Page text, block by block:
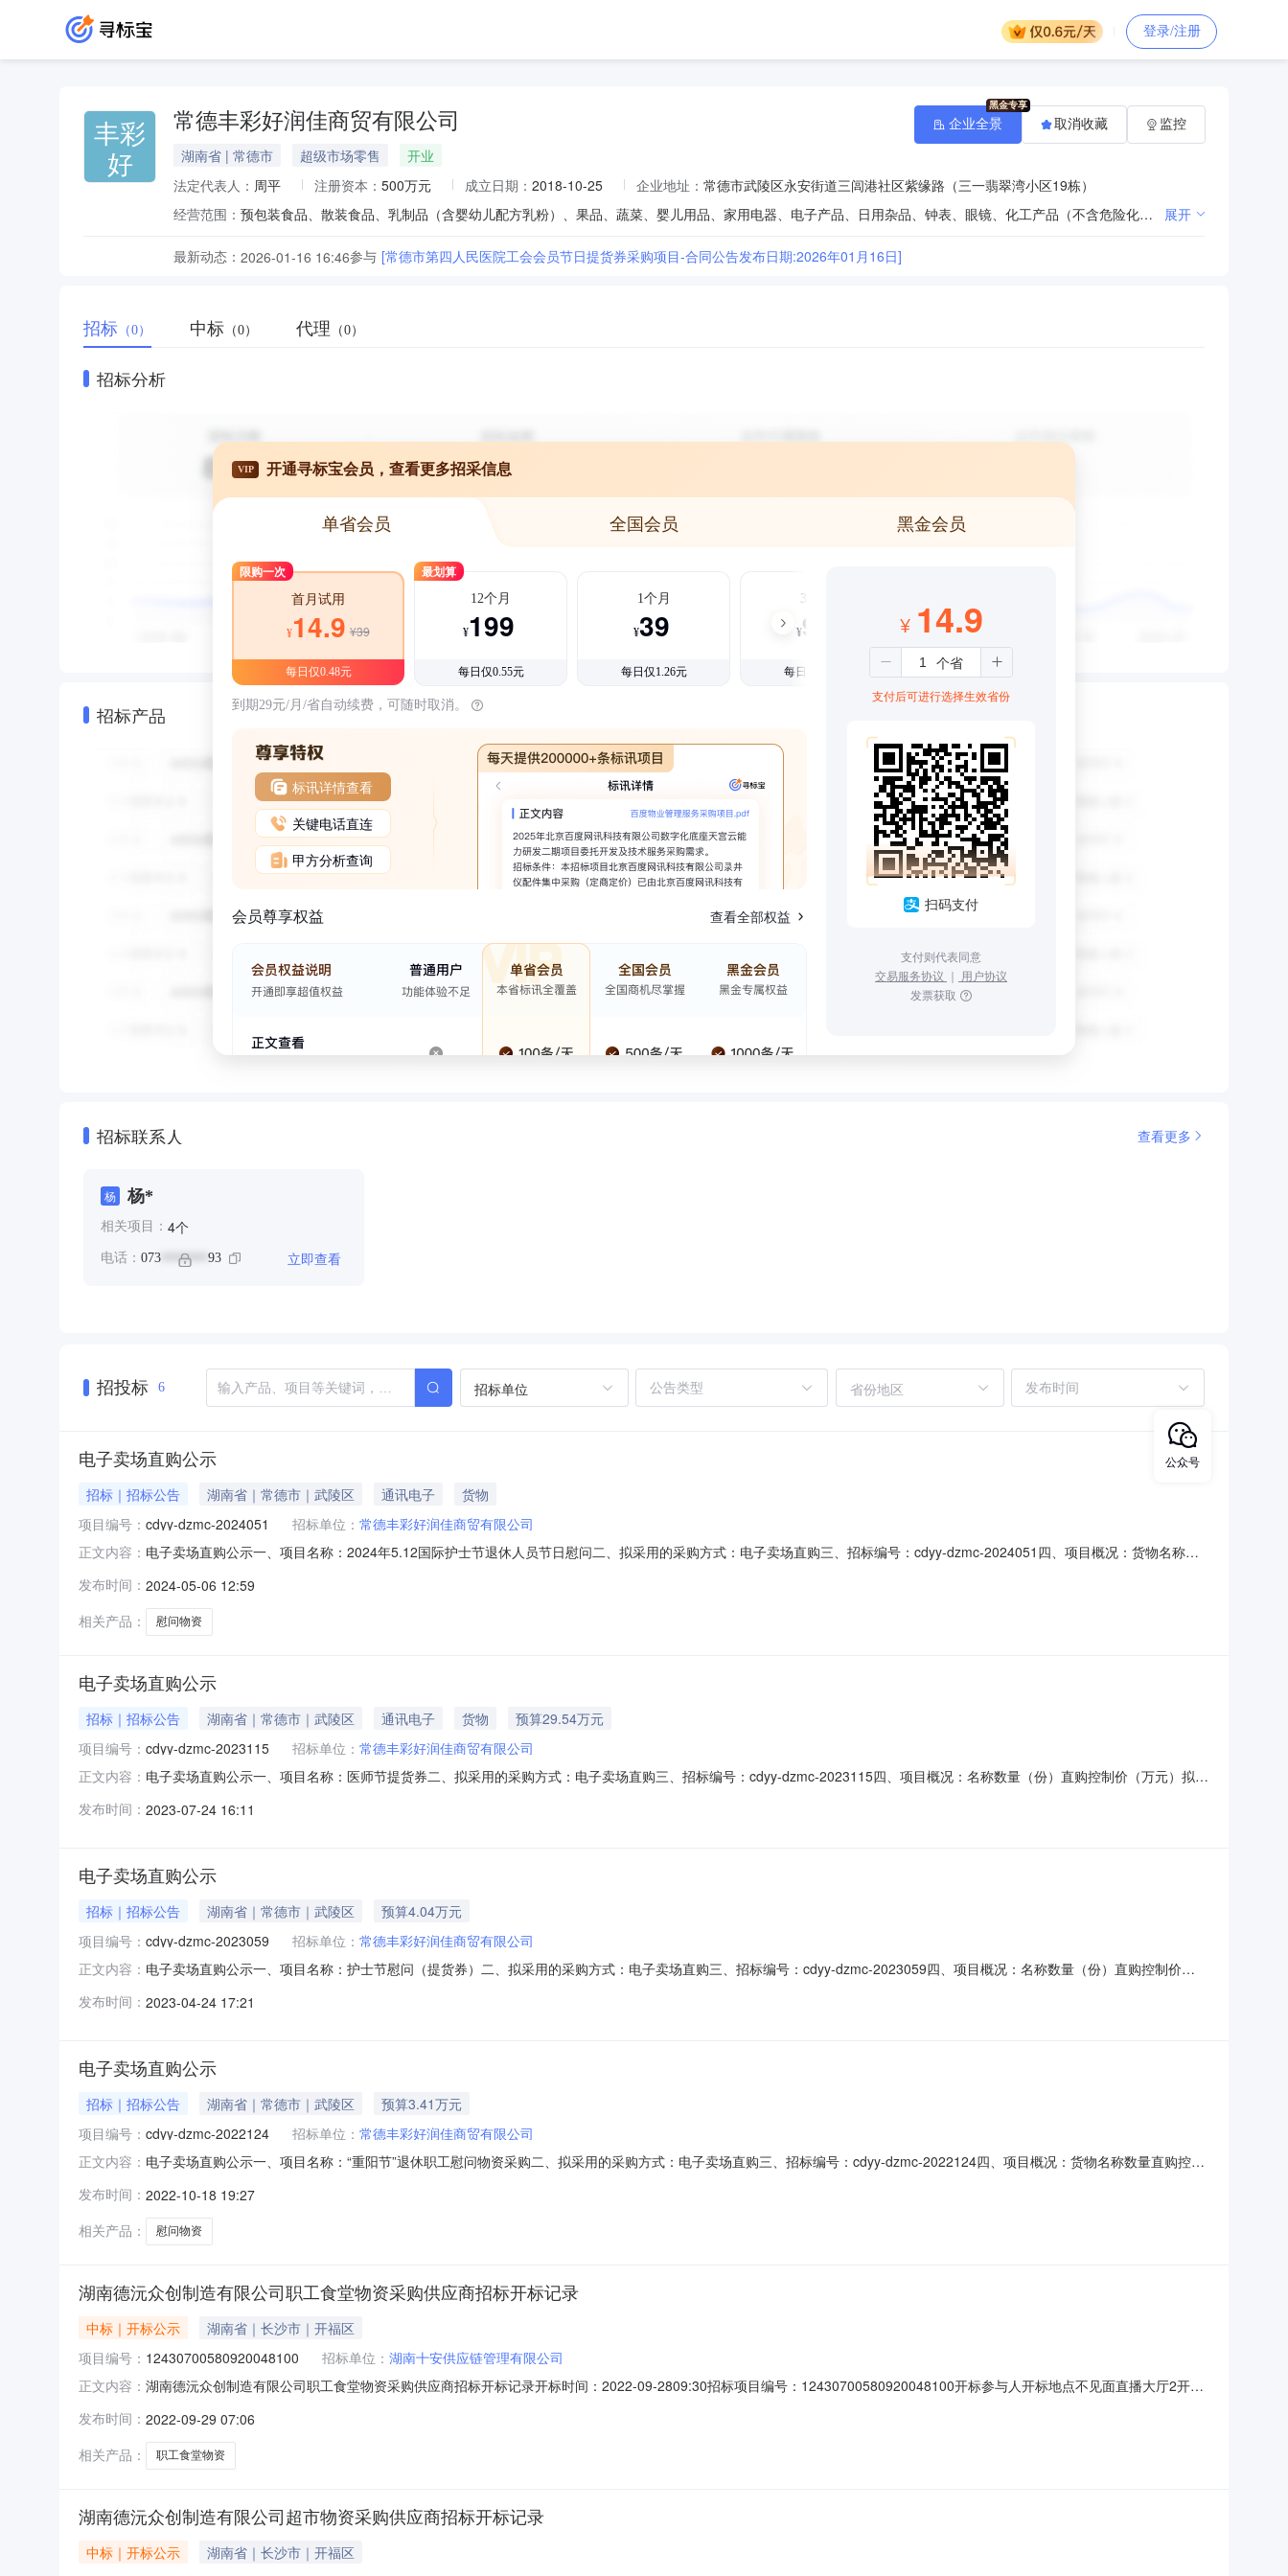
登录/注册
丰彩
好
常德丰彩好润佳商贸有限公司
湖南省 | 常德市 超级市场零售
开业
法定代表人： 周平 注册资本： 500万元 成立日期： 2018-10-25 企业地址： 常德市武陵区永安街道三闾港社区紫缘路（三一翡翠湾小区19栋）
经营范围：
预包装食品、散装食品、乳制品（含婴幼儿配方乳粉）、果品、蔬菜、婴儿用品、家用电器、电子产品、日用杂品、钟表、眼镜、化工产品（不含危险化学品及监控化学品）、床上用品、针织品、服装、皮革制品、首饰、花卉、体育用品（不含弩）、医疗用品及器材、音像制品、图书（不含出版物进口经营）、报刊（不含出版物进口经营）的销售；卷烟、雪茄烟专门零售服务；糕点、面包制造；小吃服务；代收代缴水电费；物业管理；专业停车场服务；自有商业房屋租赁服务；儿童乐园服务；广告制作、发布及代理服务。（依法须经批准的项目，经相关部门批准后方可开展经营活动） 展开
最新动态： 2026-01-16 16:46参与 [常德市第四人民医院工会会员节日提货券采购项目-合同公告发布日期:2026年01月16日]
企业全景 取消收藏 监控
招标 （0） 中标 （0） 代理 （0）
招标分析
招标产品
VIP 开通寻标宝会员，查看更多招采信息
单省会员 全国会员 黑金会员
限购一次
首月试用
¥14.9 ¥39
每日仅0.48元
最划算
12个月
¥199
每日仅0.55元
1个月
¥39
每日仅1.26元
3个月
¥99
每日仅1.08元
到期29元/月/省自动续费，可随时取消。
标讯详情查看
关键电话直连
甲方分析查询
会员尊享权益 查看全部权益
¥ 14.9
支付后可进行选择生效省份
扫码支付
支付则代表同意
交易服务协议 ｜ 用户协议
发票获取
招标联系人 查看更多
杨 杨*
相关项目： 4个
电话： 073 ******* 93 立即查看
招投标 6 招标单位 省份地区
电子卖场直购公示
招标｜招标公告 湖南省｜常德市｜武陵区 通讯电子
货物
项目编号： cdyy-dzmc-2024051 招标单位： 常德丰彩好润佳商贸有限公司
正文内容： 电子卖场直购公示一、项目名称：2024年5.12国际护士节退休人员节日慰问二、拟采用的采购方式：电子卖场直购三、招标编号：cdyy-dzmc-2024051四、项目概况：货物名称数
出；公示期后无异议，采购人将择期进行电子卖场直购相关程序。五、联系方式：联系人：杨北联系电话：0736-7788593地址：常德市第一人民医院生活服务楼311室监督部门：
院纪
发布时间： 2024-05-06 12:59
相关产品：
慰问物资
电子卖场直购公示
招标｜招标公告 湖南省｜常德市｜武陵区 通讯电子 货物
预算29.54万元
项目编号： cdyy-dzmc-2023115 招标单位： 常德丰彩好润佳商贸有限公司
正文内容： 电子卖场直购公示一、项目名称：医师节提货券二、拟采用的采购方式：电子卖场直购三、招标编号：cdyy-dzmc-2023115四、项目概况：名称数量（份）直购控制价（万元）拟采
议，采购人将择期进行电子卖场直购相关程序。五、联系方式：联系人：杨北联系电话：0736-7788593地址：常德市第一人民医院生活服务楼311室监督部门：院纪委监察室联系
发布时间： 2023-07-24 16:11
电子卖场直购公示
招标｜招标公告 湖南省｜常德市｜武陵区
预算4.04万元
项目编号： cdyy-dzmc-2023059 招标单位： 常德丰彩好润佳商贸有限公司
正文内容： 电子卖场直购公示一、项目名称：护士节慰问（提货券）二、拟采用的采购方式：电子卖场直购三、招标编号：cdyy-dzmc-2023059四、项目概况：名称数量（份）直购控制价
后无异议，采购人将择期进行电子卖场直购相关程序。五、联系方式：联系人：杨北联系电话：0736-7788593地址：常德市第一人民医院生活服务楼311室监督部门：院纪委监察
发布时间： 2023-04-24 17:21
电子卖场直购公示
招标｜招标公告 湖南省｜常德市｜武陵区
预算3.41万元
项目编号： cdyy-dzmc-2022124 招标单位： 常德丰彩好润佳商贸有限公司
正文内容： 电子卖场直购公示一、项目名称：“重阳节”退休职工慰问物资采购二、拟采用的采购方式：电子卖场直购三、招标编号：cdyy-dzmc-2022124四、项目概况：货物名称数量直购控制
公示期后无异议，采购人将择期进行电子卖场直购相关程序。五、联系方式：联系人：杨北联系电话：0736-7788593地址：常德市第一人民医院生活服务楼311室监督部门：院纪
委监察室
发布时间： 2022-10-18 19:27
相关产品：
慰问物资
湖南德沅众创制造有限公司职工食堂物资采购供应商招标开标记录
中标｜开标公示
湖南省｜长沙市｜开福区
项目编号： 12430700580920048100 招标单位： 湖南十安供应链管理有限公司
正文内容： 湖南德沅众创制造有限公司职工食堂物资采购供应商招标开标记录开标时间：2022-09-2809:30招标项目编号：12430700580920048100开标参与人开标地点不见面直播大厅2开标
人名称:湖南金榆佳源园林建设工程有限公司;项目负责人:;报价:0.00元/%;工期:日历天;质量要求:;保证金金额:0.00元,
发布时间： 2022-09-29 07:06
相关产品：
职工食堂物资
湖南德沅众创制造有限公司超市物资采购供应商招标开标记录
中标｜开标公示
湖南省｜长沙市｜开福区
公众号